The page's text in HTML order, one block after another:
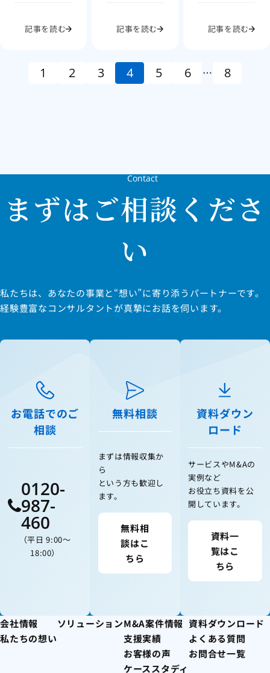
記事を読む 記事を読む 記事を読む
1 2 3 4 5 6 … 8
Contact
まずはご相談くださ
い
私たちは、あなたの事業と“想い”に寄り添うパートナーです。
経験豊富なコンサルタントが真摯にお話を伺います。
お電話でのご
相談
0120-
987-
460
（平日 9:00〜
18:00）
無料相談
まずは情報収集か
ら
という方も歓迎し
ます。
無料相
談はこ
ちら
資料ダウン
ロード
サービスやM&Aの
実例など
お役立ち資料を公
開しています。
資料一
覧はこ
ちら
会社情報
私たちの想い
ソリューションM&A案件情報
支援実績
お客様の声
ケーススタディ
資料ダウンロード
よくある質問
お問合せ一覧